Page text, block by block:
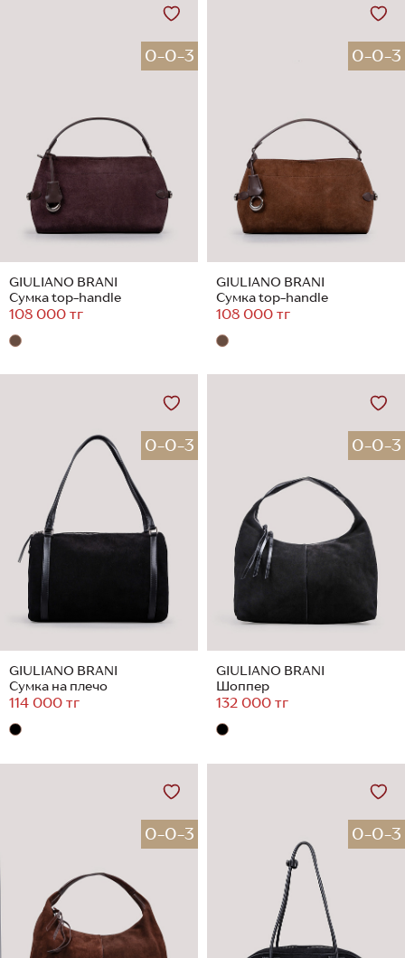
0-0-3
GIULIANO BRANI
Сумка top-handle
108 000 тг
0-0-3
GIULIANO BRANI
Сумка top-handle
108 000 тг
0-0-3
GIULIANO BRANI
Сумка на плечо
114 000 тг
0-0-3
GIULIANO BRANI
Шоппер
132 000 тг
0-0-3 0-0-3